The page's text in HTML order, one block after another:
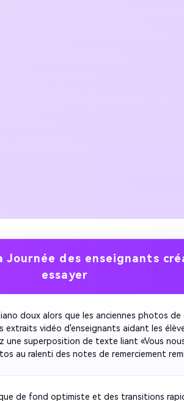
Journée des enseignants
essayer
doux alors que les anciennes photos de
extraits vidéo d'enseignants aidant les
une superposition de texte liant «Vous
au ralenti des notes de remerciement
au long pour inspirer chaleur et nostalgie.
de fond optimiste et des transitions